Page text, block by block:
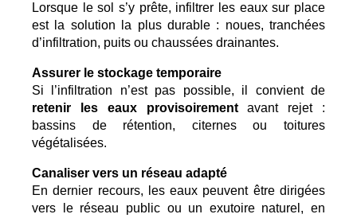
Lorsque le sol s’y prête, infiltrer les eaux sur place
est la solution la plus durable : noues, tranchées
d’infiltration, puits ou chaussées drainantes.
Assurer le stockage temporaire
retenir les eaux provisoirement avant rejet :
bassins de rétention, citernes ou toitures
végétalisées.
Canaliser vers un réseau adapté
En dernier recours, les eaux peuvent être dirigées
vers le réseau public ou un exutoire naturel, en